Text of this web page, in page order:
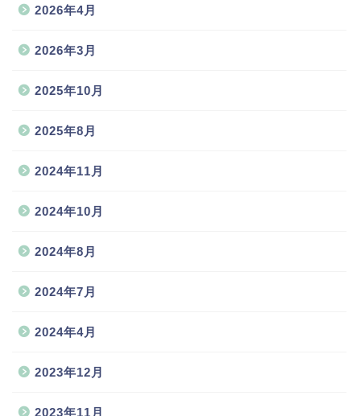
2026年4月
2026年3月
2025年10月
2025年8月
2024年11月
2024年10月
2024年8月
2024年7月
2024年4月
2023年12月
2023年11月